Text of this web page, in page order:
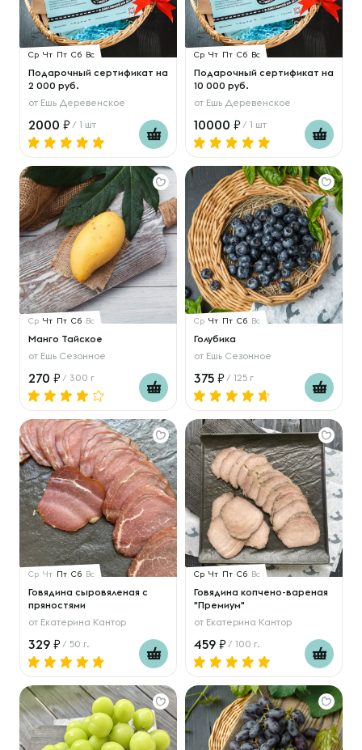
Ср Чт Пт Сб Вс
Подарочный сертификат на
2 000 руб.
от Ешь Деревенское
2000 / 1 шт
Ср Чт Пт Сб Вс
Подарочный сертификат на
10 000 руб.
от Ешь Деревенское
10000 / 1 шт
Ср Чт Пт Сб Вс
Манго Тайское
от Ешь Сезонное
270 / 300 г
Ср Чт Пт Сб Вс
Голубика
от Ешь Сезонное
375 / 125 г
Ср Чт Пт Сб Вс
Говядина сыровяленая с
пряностями
от Екатерина Кантор
329 / 50 г.
Ср Чт Пт Сб Вс
Говядина копчено-вареная
"Премиум"
от Екатерина Кантор
459 / 100 г.